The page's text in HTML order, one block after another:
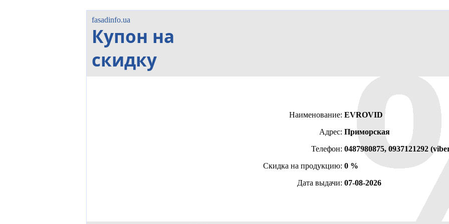
fasadinfo.ua
Купон на
скидку
Наименование: EVROVID
Адрес: Приморская
Телефон: 0487980875, 0937121292
Скидка на продукцию: 0 %
Дата выдачи: 07-08-2026